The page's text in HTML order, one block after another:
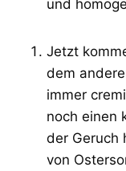
und
Jetzt
dem
immer
noch einen
der Geruch
von